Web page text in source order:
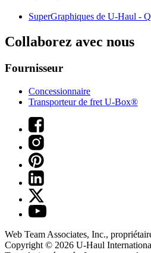
SuperGraphiques de U-Haul -
Collaborez avec nous
Fournisseur
Concessionnaire
Transporteur de fret U-Box®
Web Team Associates, Inc.,
Copyright © 2026 U-Haul